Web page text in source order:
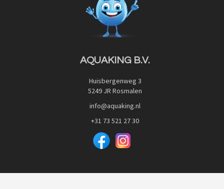
Veilig betalen met:
Red Label Filter Series
Nishikigoi-Ô
JPD Japan Pet Design
AQUAKING B.V.
Huisbergenweg 3
5249 JR Rosmalen
info@aquaking.nl
+31 73 521 27 30